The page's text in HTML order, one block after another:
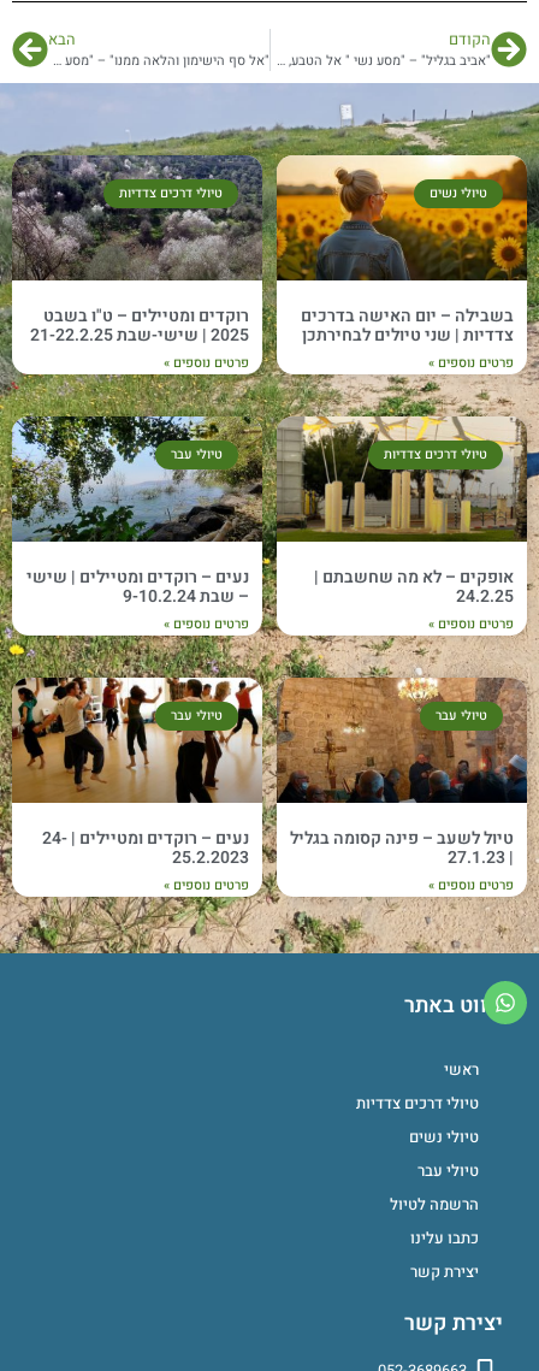
הקודם
"אביב בגליל" – "מסע נשי " אל הטבע, המרחבים והאנשים של הגליל | מרץ 2021
הבא
"אל סף הישימון והלאה ממנו" – "מסע נשי" בירוחם | מרץ 2021
טיולי נשים
בשבילה – יום האישה בדרכים
צדדיות | שני טיולים לבחירתכן
פרטים נוספים »
טיולי דרכים צדדיות
רוקדים ומטיילים – ט"ו בשבט
2025 | שישי-שבת 21-22.2.25
פרטים נוספים »
טיולי דרכים צדדיות
אופקים – לא מה שחשבתם |
24.2.25
פרטים נוספים »
טיולי עבר
נעים – רוקדים ומטיילים | שישי
– שבת 9-10.2.24
פרטים נוספים »
טיולי עבר
טיול לשעב – פינה קסומה בגליל
| 27.1.23
פרטים נוספים »
טיולי עבר
נעים – רוקדים ומטיילים | 24-
25.2.2023
פרטים נוספים »
ניווט באתר
ראשי
טיולי דרכים צדדיות
טיולי נשים
טיולי עבר
הרשמה לטיול
כתבו עלינו
יצירת קשר
יצירת קשר